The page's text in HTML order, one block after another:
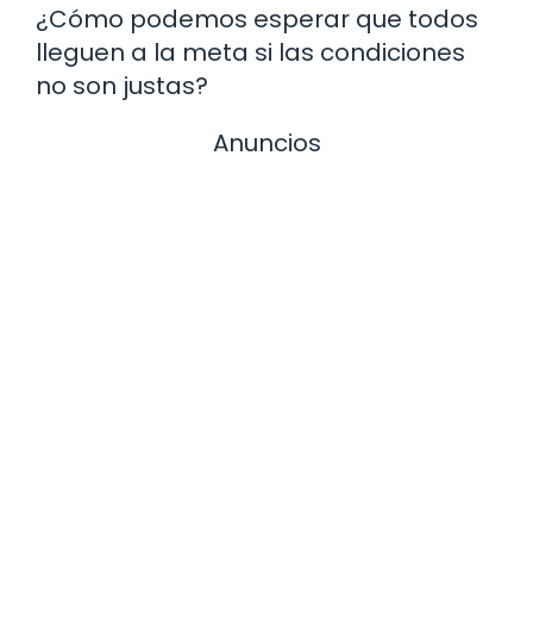
¿Cómo podemos esperar que todos
lleguen a la meta si las condiciones
no son justas?
Anuncios